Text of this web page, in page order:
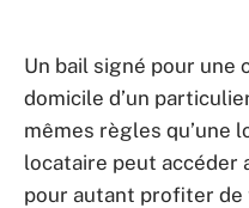
Un bail signé pour une
domicile d’un
mêmes règles qu’une
locataire peut accéder
pour autant profiter